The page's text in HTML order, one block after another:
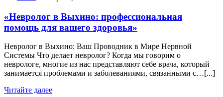
«Невролог в Выхино: профессиональная
помощь для вашего здоровья»
Невролог в Выхино: Ваш Проводник в Мире Нервной
Системы Что делает невролог? Когда мы говорим о
неврологе, многие из нас представляют себе врача, который
занимается проблемами и заболеваниями, связанными с…[...]
Читайте далее